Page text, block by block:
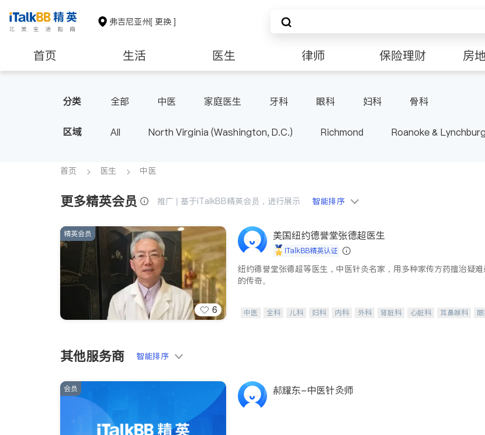
弗吉尼亚州[ 更换 ]
首页 生活 医生 律师 保险理财 房
分类 全部 中医 家庭医生 牙科 眼科 妇科 骨科
区域 All North Virginia (Washington, D.C.) Richmond Roanoke & Lynchburg
首页 医生 中医
更多精英会员 推广 | 基于iTalkBB精英会员，进行展示 智能排序
6
精英会员 美国纽约德誉堂张德超医生
iTalkBB精英认证
纽约德誉堂张德超等医生，中医针灸名家，用多种家传方药擅治疑
的传奇。
中医 全科 儿科 妇科 内科 外科 肾脏科 心脏科 耳鼻喉科
其他服务商 智能排序
会员 郝耀东-中医针灸师